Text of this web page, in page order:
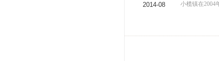
2014-08 小榄镇在2004